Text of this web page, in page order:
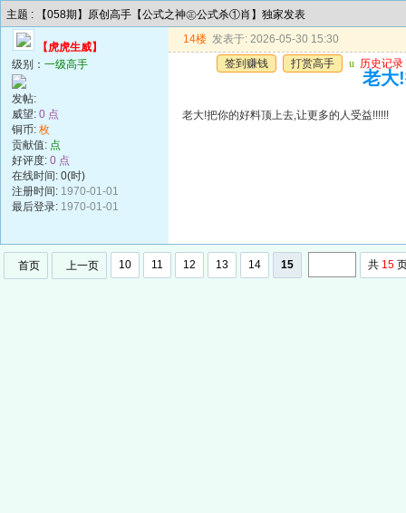
主题 : 【058期】原创高手【公式之神㊣公式杀①肖】独家发表
【虎虎生威】
级别： 一级高手
发帖:
威望: 0 点
铜币: 枚
贡献值: 点
好评度: 0 点
在线时间: 0(时)
注册时间: 1970-01-01
最后登录: 1970-01-01
14楼 发表于: 2026-05-30 15:30
签到赚钱
打赏高手 u 历史记录
老大
老大!把你的好料顶上去,让更多的人受益!!!!!!
首页 上一页 10 11 12 13 14 15 共 15